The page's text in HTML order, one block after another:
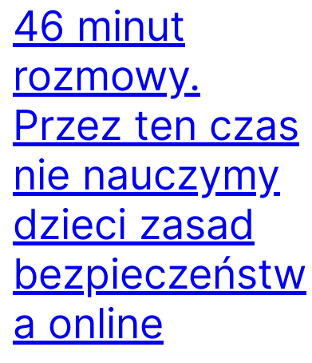
46 minut
rozmowy.
Przez ten czas
nie nauczymy
dzieci zasad
bezpieczeństw
a online